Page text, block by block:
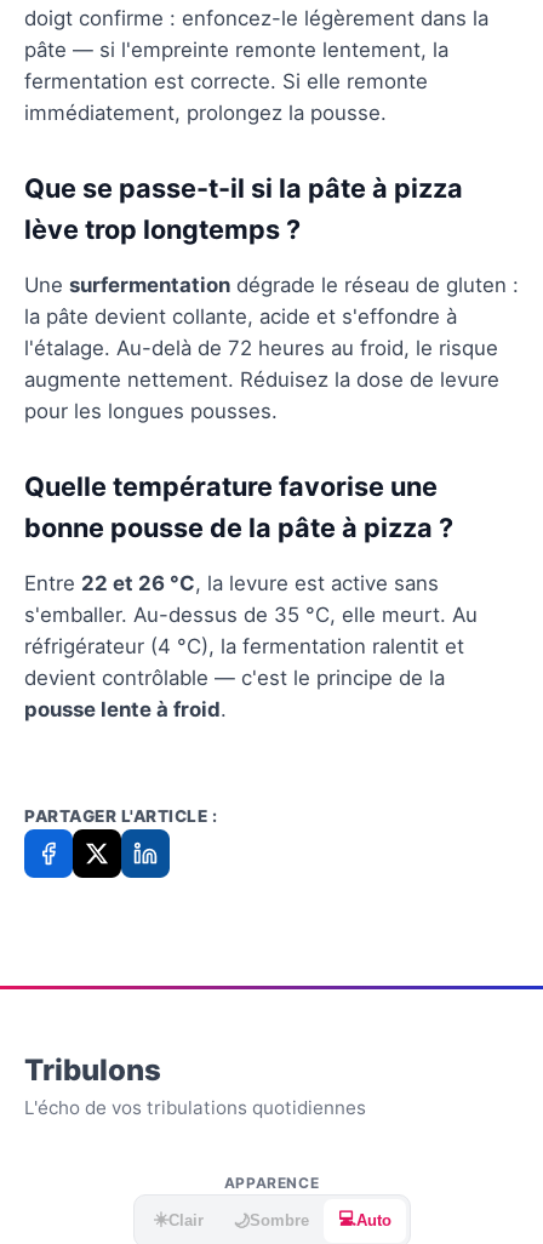
doigt confirme : enfoncez-le légèrement dans la
pâte — si l'empreinte remonte lentement, la
fermentation est correcte. Si elle remonte
immédiatement, prolongez la pousse.
Que se passe-t-il si la pâte à pizza
lève trop longtemps ?
Une surfermentation dégrade le réseau de gluten :
la pâte devient collante, acide et s'effondre à
l'étalage. Au-delà de 72 heures au froid, le risque
augmente nettement. Réduisez la dose de levure
pour les longues pousses.
Quelle température favorise une
bonne pousse de la pâte à pizza ?
Entre 22 et 26 °C, la levure est active sans
s'emballer. Au-dessus de 35 °C, elle meurt. Au
réfrigérateur (4 °C), la fermentation ralentit et
devient contrôlable — c'est le principe de la
pousse lente à froid.
PARTAGER L'ARTICLE :
Tribulons
L'écho de vos tribulations quotidiennes
APPARENCE
☀️Clair 🌙Sombre 💻Auto